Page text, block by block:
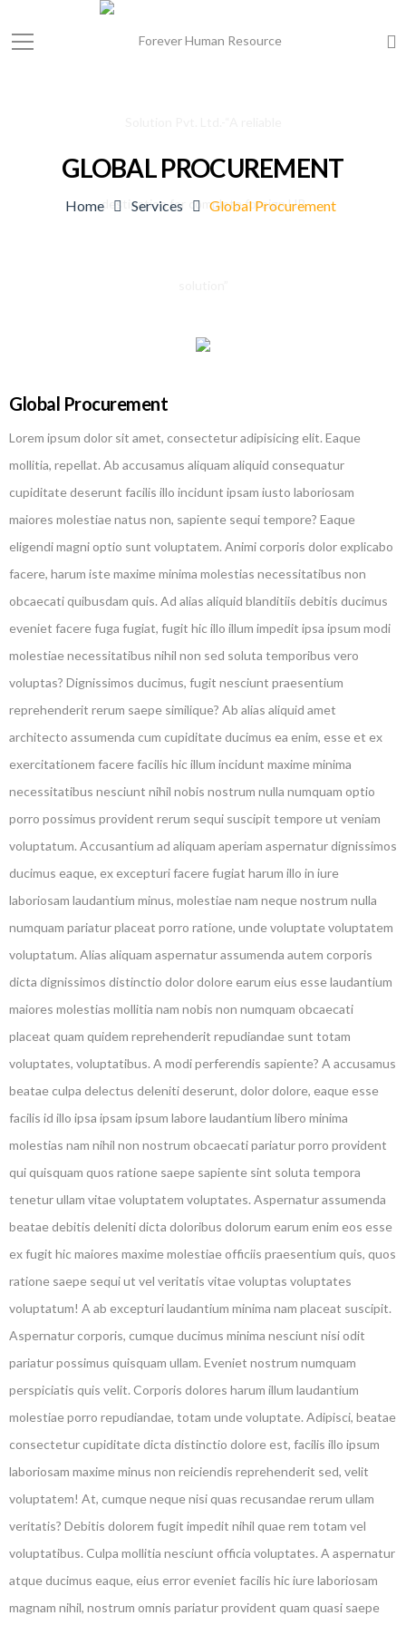
GLOBAL PROCUREMENT
Home Services Global Procurement
Global Procurement
Lorem ipsum dolor sit amet, consectetur adipisicing elit. Eaque
mollitia, repellat. Ab accusamus aliquam aliquid consequatur
cupiditate deserunt facilis illo incidunt ipsam iusto laboriosam
maiores molestiae natus non, sapiente sequi tempore? Eaque
eligendi magni optio sunt voluptatem. Animi corporis dolor explicabo
facere, harum iste maxime minima molestias necessitatibus non
obcaecati quibusdam quis. Ad alias aliquid blanditiis debitis ducimus
eveniet facere fuga fugiat, fugit hic illo illum impedit ipsa ipsum modi
molestiae necessitatibus nihil non sed soluta temporibus vero
voluptas? Dignissimos ducimus, fugit nesciunt praesentium
reprehenderit rerum saepe similique? Ab alias aliquid amet
architecto assumenda cum cupiditate ducimus ea enim, esse et ex
exercitationem facere facilis hic illum incidunt maxime minima
necessitatibus nesciunt nihil nobis nostrum nulla numquam optio
porro possimus provident rerum sequi suscipit tempore ut veniam
voluptatum. Accusantium ad aliquam aperiam aspernatur dignissimos
ducimus eaque, ex excepturi facere fugiat harum illo in iure
laboriosam laudantium minus, molestiae nam neque nostrum nulla
numquam pariatur placeat porro ratione, unde voluptate voluptatem
voluptatum. Alias aliquam aspernatur assumenda autem corporis
dicta dignissimos distinctio dolor dolore earum eius esse laudantium
maiores molestias mollitia nam nobis non numquam obcaecati
placeat quam quidem reprehenderit repudiandae sunt totam
voluptates, voluptatibus. A modi perferendis sapiente? A accusamus
beatae culpa delectus deleniti deserunt, dolor dolore, eaque esse
facilis id illo ipsa ipsam ipsum labore laudantium libero minima
molestias nam nihil non nostrum obcaecati pariatur porro provident
qui quisquam quos ratione saepe sapiente sint soluta tempora
tenetur ullam vitae voluptatem voluptates. Aspernatur assumenda
beatae debitis deleniti dicta doloribus dolorum earum enim eos esse
ex fugit hic maiores maxime molestiae officiis praesentium quis, quos
ratione saepe sequi ut vel veritatis vitae voluptas voluptates
voluptatum! A ab excepturi laudantium minima nam placeat suscipit.
Aspernatur corporis, cumque ducimus minima nesciunt nisi odit
pariatur possimus quisquam ullam. Eveniet nostrum numquam
perspiciatis quis velit. Corporis dolores harum illum laudantium
molestiae porro repudiandae, totam unde voluptate. Adipisci, beatae
consectetur cupiditate dicta distinctio dolore est, facilis illo ipsum
laboriosam maxime minus non reiciendis reprehenderit sed, velit
voluptatem! At, cumque neque nisi quas recusandae rerum ullam
veritatis? Debitis dolorem fugit impedit nihil quae rem totam vel
voluptatibus. Culpa mollitia nesciunt officia voluptates. A aspernatur
atque ducimus eaque, eius error eveniet facilis hic iure laboriosam
magnam nihil, nostrum omnis pariatur provident quam quasi saepe